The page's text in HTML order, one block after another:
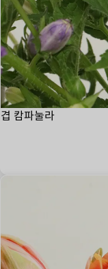
겹 캄파눌라